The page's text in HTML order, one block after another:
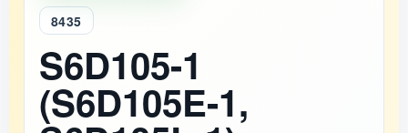
8435
S6D105-1
(S6D105E-1,